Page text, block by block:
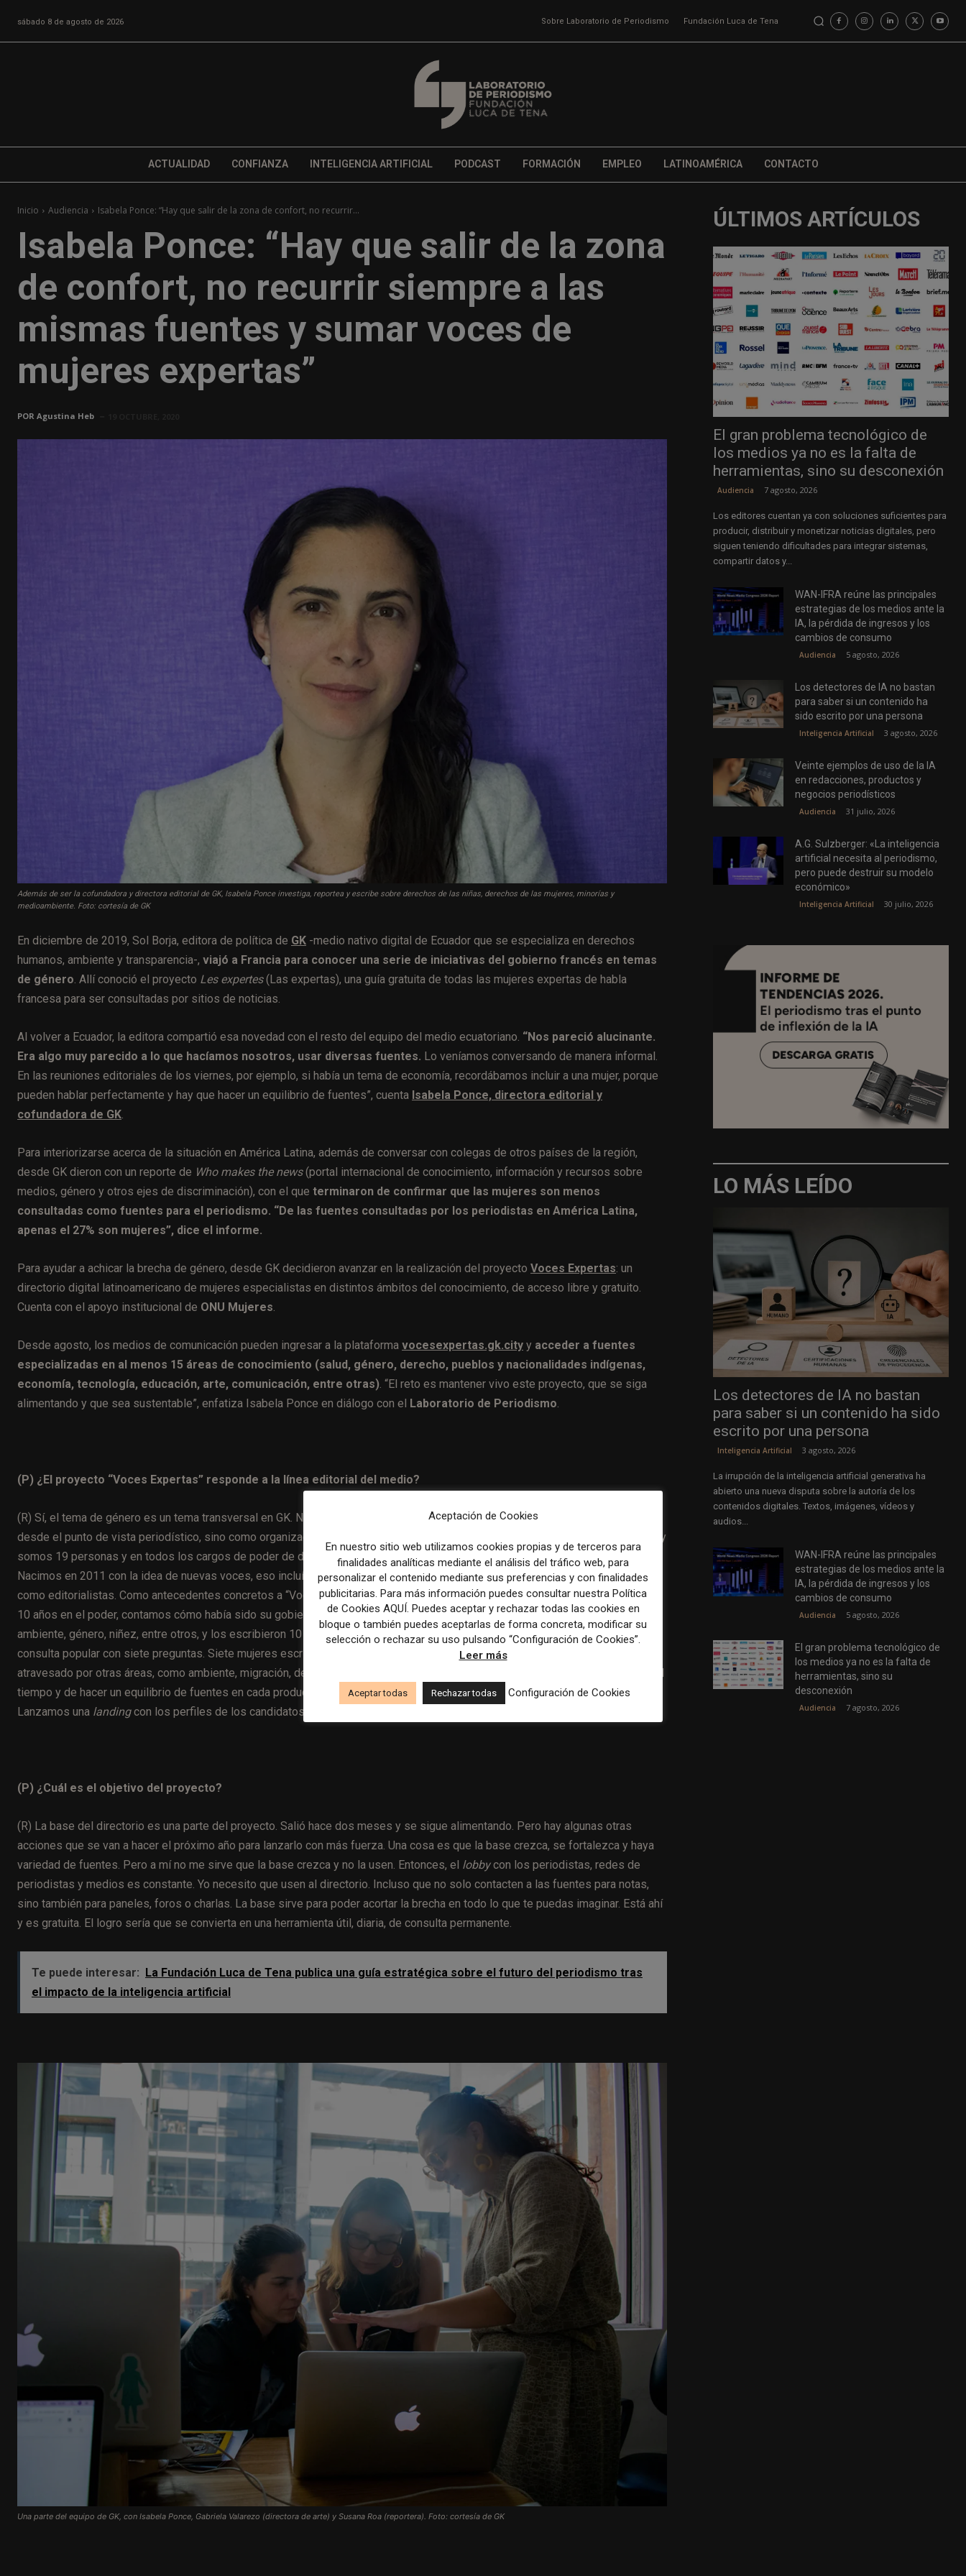
sábado 8 de agosto de 2026 Sobre Laboratorio de Periodismo Fundación Luca de Tena
ACTUALIDAD CONFIANZA INTELIGENCIA ARTIFICIAL PODCAST FORMACIÓN EMPLEO LATINOAMÉRICA CONTACTO
Inicio Audiencia Isabela Ponce: “Hay que salir de la zona de confort, no recurrir...
Isabela Ponce: “Hay que salir de la zona
de confort, no recurrir siempre a las
mismas fuentes y sumar voces de
mujeres expertas”
POR Agustina Heb
Además de ser la cofundadora y directora editorial de GK, Isabela Ponce investiga, reportea y escribe sobre derechos de las niñas, derechos de las mujeres, minorías y
medioambiente. Foto: cortesía de GK
En diciembre de 2019, Sol Borja, editora de política de GK -medio nativo digital de Ecuador que se especializa en derechos
humanos, ambiente y transparencia-, viajó a Francia para conocer una serie de iniciativas del gobierno francés en temas
de género. Allí conoció el proyecto Les expertes(Las expertas), una guía gratuita de todas las mujeres expertas de habla
francesa para ser consultadas por sitios de noticias.
Al volver a Ecuador, la editora compartió esa novedad con el resto del equipo del medio ecuatoriano. “Nos pareció alucinante.
Era algo muy parecido a lo que hacíamos nosotros, usar diversas fuentes. Lo veníamos conversando de manera informal.
En las reuniones editoriales de los viernes, por ejemplo, si había un tema de economía, recordábamos incluir a una mujer, porque
pueden hablar perfectamente y hay que hacer un equilibrio de fuentes”, cuenta Isabela Ponce, directora editorial y
cofundadora de GK.
Para interiorizarse acerca de la situación en América Latina, además de conversar con colegas de otros países de la región,
desde GK dieron con un reporte de Who makes the news(portal internacional de conocimiento, información y recursos sobre
medios, género y otros ejes de discriminación), con el que terminaron de confirmar que las mujeres son menos
consultadas como fuentes para el periodismo. “De las fuentes consultadas por los periodistas en América Latina,
apenas el 27% son mujeres”, dice el informe.
Para ayudar a achicar la brecha de género, desde GK decidieron avanzar en la realización del proyecto Voces Expertas: un
directorio digital latinoamericano de mujeres especialistas en distintos ámbitos del conocimiento, de acceso libre y gratuito.
Cuenta con el apoyo institucional de ONU Mujeres.
Desde agosto, los medios de comunicación pueden ingresar a la plataforma vocesexpertas.gk.city y acceder a fuentes
especializadas en al menos 15 áreas de conocimiento (salud, género, derecho, pueblos y nacionalidades indígenas,
economía, tecnología, educación, arte, comunicación, entre otras). “El reto es mantener vivo este proyecto, que se siga
alimentando y que sea sustentable”, enfatiza Isabela Ponce en diálogo con el Laboratorio de Periodismo.
(P) ¿El proyecto “Voces Expertas” responde a la línea editorial del medio?
(R) Sí, el tema de género es un tema transversal en GK. No se cubre solamente derechos de las mujeres y derechos de las niñas
desde el punto de vista periodístico, sino como organización intentando seguir una transversalidad en tema de género. En GK hoy
somos 19 personas y en todos los cargos de poder de dirección somos mujeres menos uno, que es hombre. Es una decisión.
Nacimos en 2011 con la idea de nuevas voces, eso incluía mujeres. Desde entonces, GK ha tenido muchas mujeres que escriben
como editorialistas. Como antecedentes concretos a “Voces Expertas”, en 2017, cuando el ex presidente Rafael Correa cumplió
10 años en el poder, contamos cómo había sido su gobierno en esos años en 10 temas, como migración, transparencia, justicia,
ambiente, género, niñez, entre otros, y los escribieron 10 mujeres expertas. En las elecciones seccionales de 2019 hubo una
consulta popular con siete preguntas. Siete mujeres escribieron en GK qué implicaba que gane el partido Sí. Era un tema político
atravesado por otras áreas, como ambiente, migración, delitos sexuales. Tratamos de poner el tema de género en agenda todo el
tiempo y de hacer un equilibrio de fuentes en cada producción. En 2021 serán las elecciones presidenciales en Ecuador.
Lanzamos una landingcon los perfiles de los candidatos y van a salir 10 análisis de mujeres de la base de Voces Expertas.
(P) ¿Cuál es el objetivo del proyecto?
(R) La base del directorio es una parte del proyecto. Salió hace dos meses y se sigue alimentando. Pero hay algunas otras
acciones que se van a hacer el próximo año para lanzarlo con más fuerza. Una cosa es que la base crezca, se fortalezca y haya
variedad de fuentes. Pero a mí no me sirve que la base crezca y no la usen. Entonces, el lobbycon los periodistas, redes de
periodistas y medios es constante. Yo necesito que usen al directorio. Incluso que no solo contacten a las fuentes para notas,
sino también para paneles, foros o charlas. La base sirve para poder acortar la brecha en todo lo que te puedas imaginar. Está ahí
y es gratuita. El logro sería que se convierta en una herramienta útil, diaria, de consulta permanente.
Te puede interesar: La Fundación Luca de Tena publica una guía estratégica sobre el futuro del periodismo tras
el impacto de la inteligencia artificial
Una parte del equipo de GK, con Isabela Ponce, Gabriela Valarezo (directora de arte) y Susana Roa (reportera). Foto: cortesía de GK
ÚLTIMOS ARTÍCULOS
El gran problema tecnológico de
los medios ya no es la falta de
herramientas, sino su desconexión
Audiencia 7 agosto, 2026
Los editores cuentan ya con soluciones suficientes para
producir, distribuir y monetizar noticias digitales, pero
siguen teniendo dificultades para integrar sistemas,
compartir datos y...
WAN-IFRA reúne las principales
estrategias de los medios ante la
IA, la pérdida de ingresos y los
cambios de consumo
Audiencia 5 agosto, 2026
Los detectores de IA no bastan
para saber si un contenido ha
sido escrito por una persona
Inteligencia Artificial 3 agosto, 2026
Veinte ejemplos de uso de la IA
en redacciones, productos y
negocios periodísticos
Audiencia 31 julio, 2026
A.G. Sulzberger: «La inteligencia
artificial necesita al periodismo,
pero puede destruir su modelo
económico»
Inteligencia Artificial 30 julio, 2026
LO MÁS LEÍDO
Los detectores de IA no bastan
para saber si un contenido ha sido
escrito por una persona
Inteligencia Artificial 3 agosto, 2026
La irrupción de la inteligencia artificial generativa ha
abierto una nueva disputa sobre la autoría de los
contenidos digitales. Textos, imágenes, vídeos y
audios...
WAN-IFRA reúne las principales
estrategias de los medios ante la
IA, la pérdida de ingresos y los
cambios de consumo
Audiencia 5 agosto, 2026
El gran problema tecnológico de
los medios ya no es la falta de
herramientas, sino su
desconexión
Audiencia 7 agosto, 2026
Aceptación de Cookies
En nuestro sitio web utilizamos cookies propias y de terceros para
finalidades analíticas mediante el análisis del tráfico web, para
personalizar el contenido mediante sus preferencias y con finalidades
publicitarias. Para más información puedes consultar nuestra Política
de Cookies AQUÍ. Puedes aceptar y rechazar todas las cookies en
bloque o también puedes aceptarlas de forma concreta, modificar su
selección o rechazar su uso pulsando “Configuración de Cookies”.
Leer más
Aceptar todas Rechazar todas Configuración de Cookies